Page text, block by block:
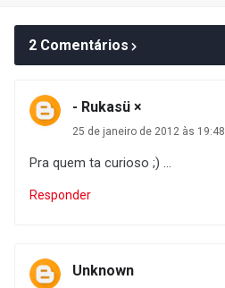
2 Comentários
- Rukasü ×
25 de janeiro de 2012 às 19:48
Pra quem ta curioso ;) ...
Responder
Unknown